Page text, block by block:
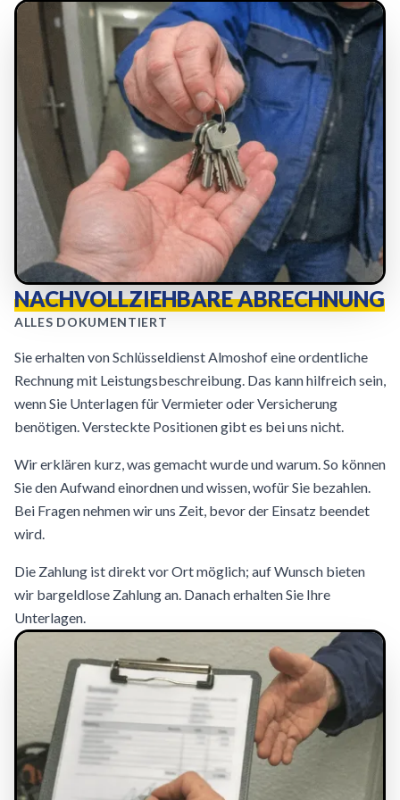
NACHVOLLZIEHBARE ABRECHNUNG
ALLES DOKUMENTIERT
Sie erhalten von Schlüsseldienst Almoshof eine ordentliche
Rechnung mit Leistungsbeschreibung. Das kann hilfreich sein,
wenn Sie Unterlagen für Vermieter oder Versicherung
benötigen. Versteckte Positionen gibt es bei uns nicht.
Wir erklären kurz, was gemacht wurde und warum. So können
Sie den Aufwand einordnen und wissen, wofür Sie bezahlen.
Bei Fragen nehmen wir uns Zeit, bevor der Einsatz beendet
wird.
Die Zahlung ist direkt vor Ort möglich; auf Wunsch bieten
wir bargeldlose Zahlung an. Danach erhalten Sie Ihre
Unterlagen.